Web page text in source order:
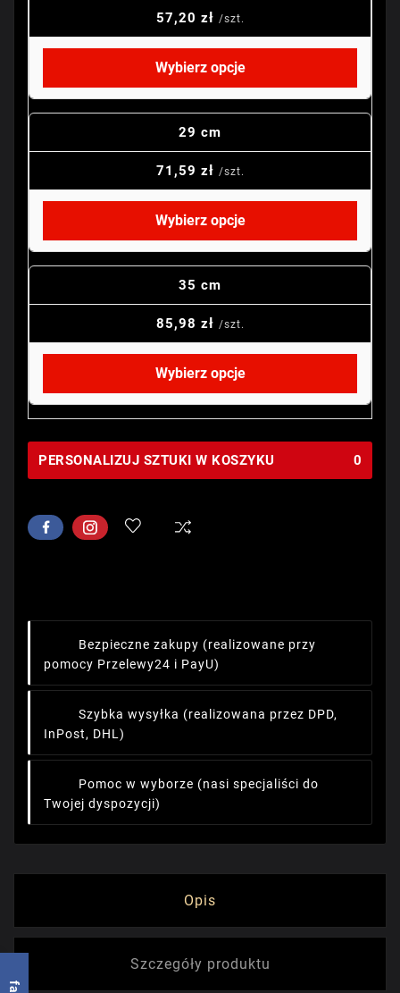
57,20 zł /szt.
Wybierz opcje
29 cm
71,59 zł /szt.
Wybierz opcje
35 cm
85,98 zł /szt.
Wybierz opcje
PERSONALIZUJ SZTUKI W KOSZYKU 0
Bezpieczne zakupy (realizowane przy
pomocy Przelewy24 i PayU)
Szybka wysyłka (realizowana przez DPD,
InPost, DHL)
Pomoc w wyborze (nasi specjaliści do
Twojej dyspozycji)
Opis
Szczegóły produktu